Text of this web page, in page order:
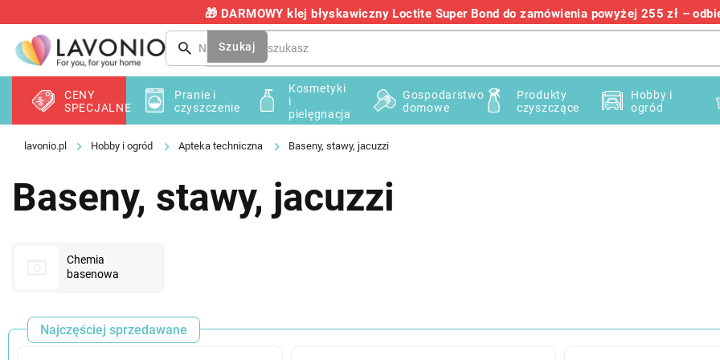
do
treści
🎁 DARMOWY klej błyskawiczny Loctite Super Bond do zamówienia powyżej 255 zł –
+48 732 145 222
Szukaj
CENY
SPECJALNE
Pranie i
czyszczenie
Kosmetyki
i
pielęgnacja
Gospodarstwo
domowe
Produkty
czyszczące
Hobby i
ogród
Hobby i ogród Apteka techniczna Baseny, stawy, jacuzzi
Baseny, stawy, jacuzzi
Chemia
basenowa
Najczęściej sprzedawane